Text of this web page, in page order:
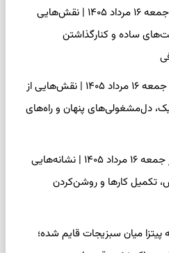
فال چای امروز جمعه ۱۶ مرداد ۱۴۰۵ | نقش‌هایی
ساده و کنارگذاشتن
فال قهوه امروز جمعه ۱۶ مرداد ۱۴۰۵ | نقش‌هایی از
دل‌مشغولی‌های پنهان و راه‌های
فال شمع امروز جمعه ۱۶ مرداد ۱۴۰۵ | نشانه‌هایی
تکمیل کارها و روشن‌کردن
پیتزا میان سبزیجات قایم شده؛